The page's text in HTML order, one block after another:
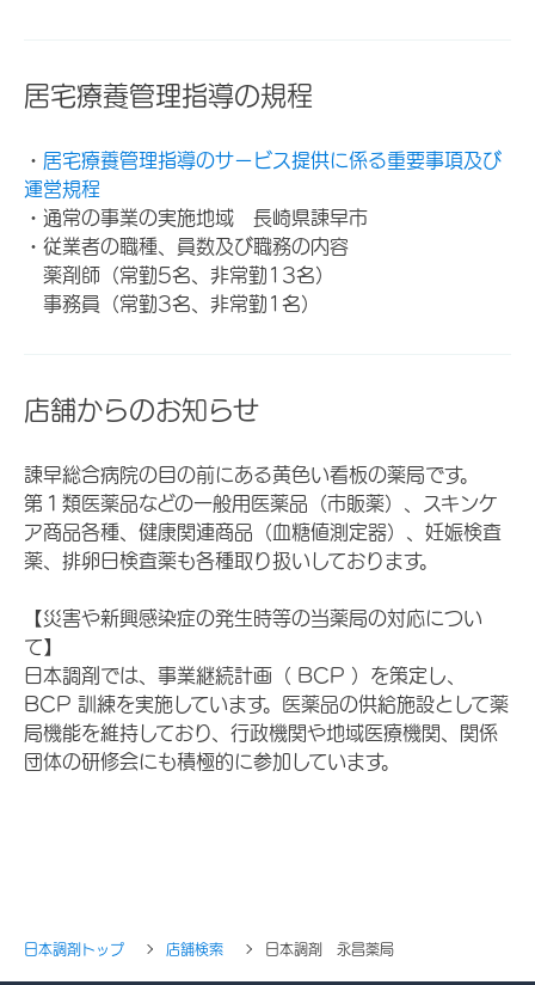
居宅療養管理指導の規程
・ 居宅療養管理指導のサービス提供に係る重要事項及び
運営規程
・通常の事業の実施地域 長崎県諌早市
・従業者の職種、員数及び職務の内容
薬剤師（常勤5名、非常勤13名）
事務員（常勤3名、非常勤1名）
店舗からのお知らせ
諌早総合病院の目の前にある黄色い看板の薬局です。
第１類医薬品などの一般用医薬品（市販薬）、スキンケ
ア商品各種、健康関連商品（血糖値測定器）、妊娠検査
薬、排卵日検査薬も各種取り扱いしております。
【災害や新興感染症の発生時等の当薬局の対応につい
て】
日本調剤では、事業継続計画（ BCP ）を策定し、
BCP 訓練を実施しています。医薬品の供給施設として薬
局機能を維持しており、行政機関や地域医療機関、関係
団体の研修会にも積極的に参加しています。
日本調剤トップ 店舗検索 日本調剤 永昌薬局